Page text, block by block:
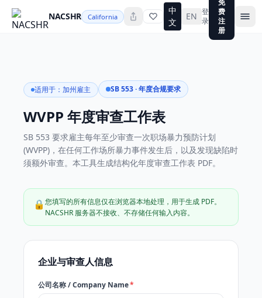
NACSHR California
中
文
EN 登
录
免
费
注
册
适用于：加州雇主 SB 553 · 年度合规要求
WVPP 年度审查工作表
SB 553 要求雇主每年至少审查一次职场暴力预防计划
(WVPP)，在任何工作场所暴力事件发生后，以及发现缺陷时
须额外审查。本工具生成结构化年度审查工作表 PDF。
🔒 您填写的所有信息仅在浏览器本地处理，用于生成 PDF。
NACSHR 服务器不接收、不存储任何输入内容。
企业与审查人信息
公司名称 / Company Name*